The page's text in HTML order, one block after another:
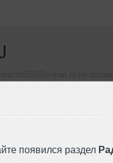
появился раздел